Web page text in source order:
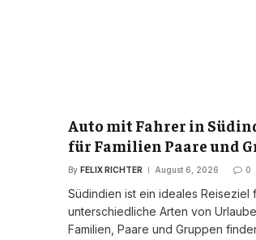
Auto mit Fahrer in
für Familien Paare und
By FELIX RICHTER August 6, 2026 0
Südindien ist ein ideales Reiseziel
unterschiedliche Arten von
Familien, Paare und Gruppen